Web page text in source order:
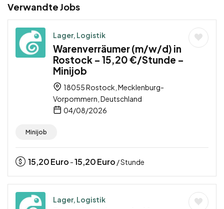
Verwandte Jobs
Lager, Logistik
Warenverräumer (m/w/d) in
Rostock – 15,20 €/Stunde –
Minijob
18055 Rostock, Mecklenburg-
Vorpommern, Deutschland
04/08/2026
Minijob
15,20Euro -15,20Euro / Stunde
Lager, Logistik